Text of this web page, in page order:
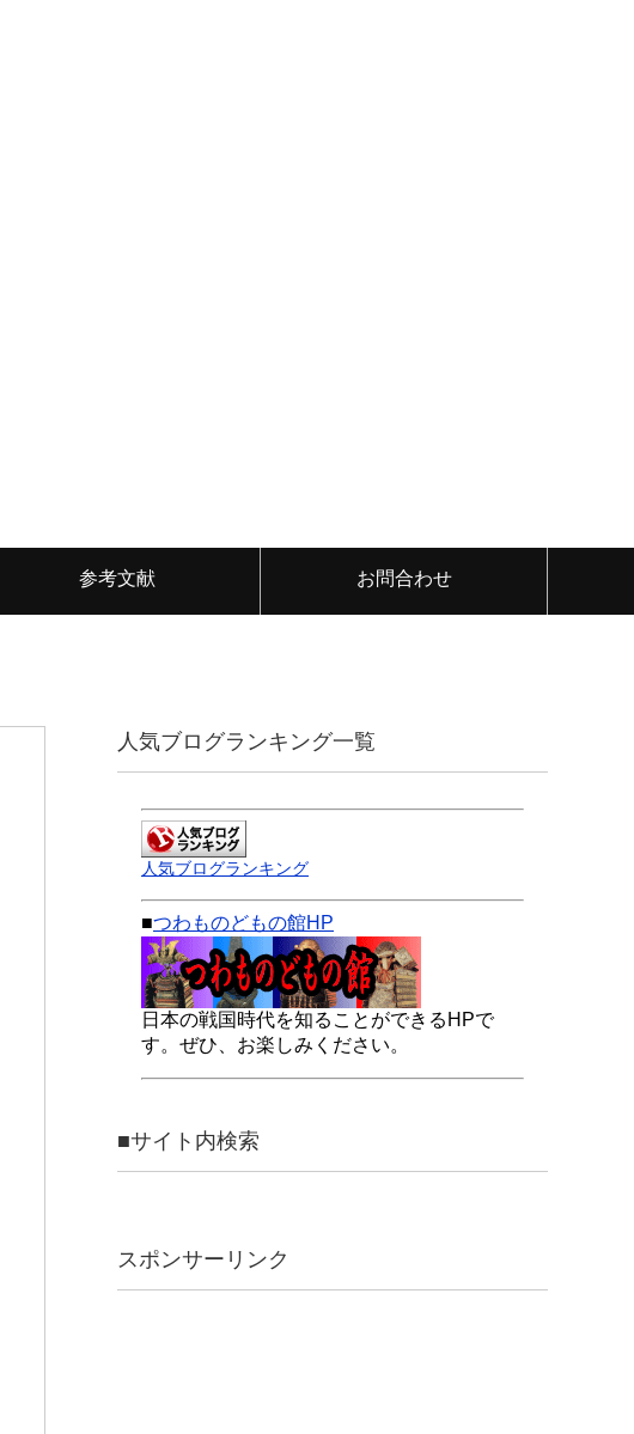
参考文献 お問合わせ
人気ブログランキング一覧
人気ブログランキング
■つわものどもの館HP
日本の戦国時代を知ることができるHPで
す。ぜひ、お楽しみください。
■サイト内検索
スポンサーリンク